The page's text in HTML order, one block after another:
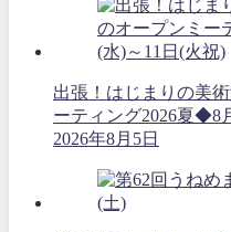
出張！はじまりの美
ーティング2026夏◆8
2026年8月5日